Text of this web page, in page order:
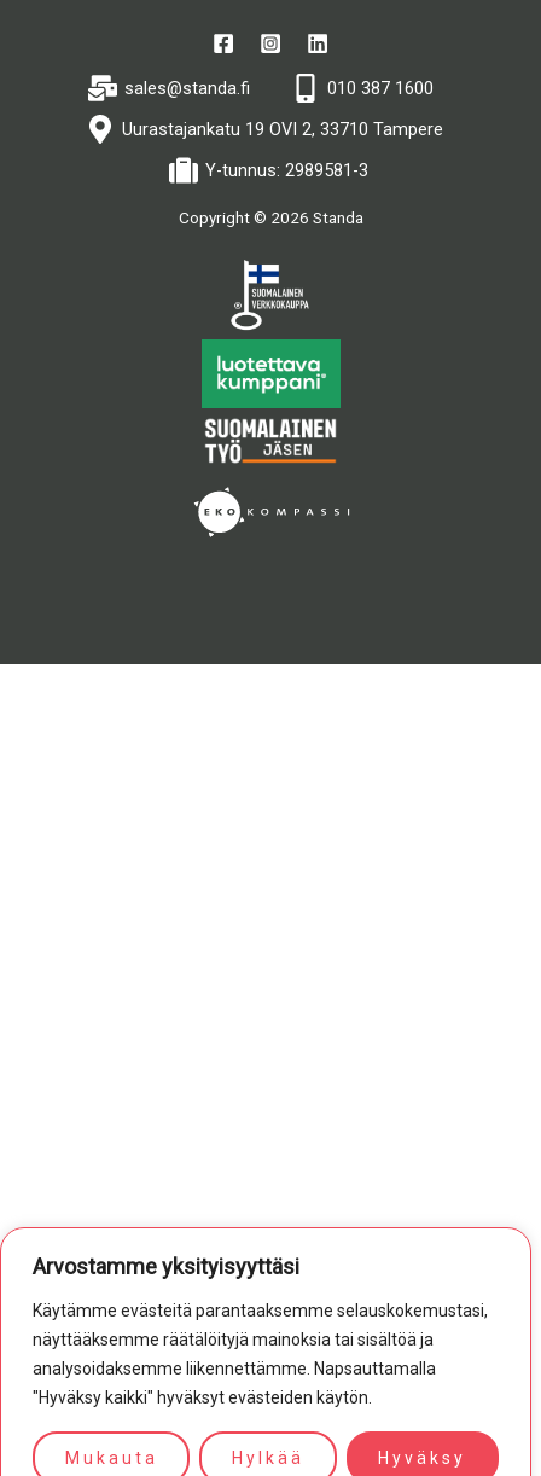
Arvostamme yksityisyyttäsi
Käytämme evästeitä parantaaksemme selauskokemustasi,
näyttääksemme räätälöityjä mainoksia tai sisältöä ja
analysoidaksemme liikennettämme. Napsauttamalla
"Hyväksy kaikki" hyväksyt evästeiden käytön.
Mukauta Hylkää Hyväksy
sales@standa.fi
010 387 1600
Uurastajankatu 19 OVI 2, 33710 Tampere
Y-tunnus: 2989581-3
Copyright © 2026 Standa